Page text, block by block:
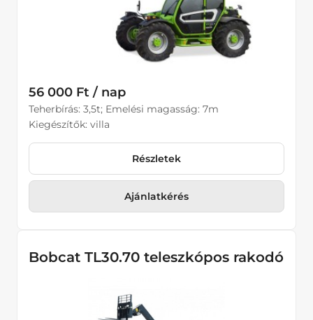
56 000 Ft / nap
Teherbírás: 3,5t; Emelési magasság: 7m
Kiegészítők: villa
Részletek
Ajánlatkérés
Bobcat TL30.70 teleszkópos rakodó